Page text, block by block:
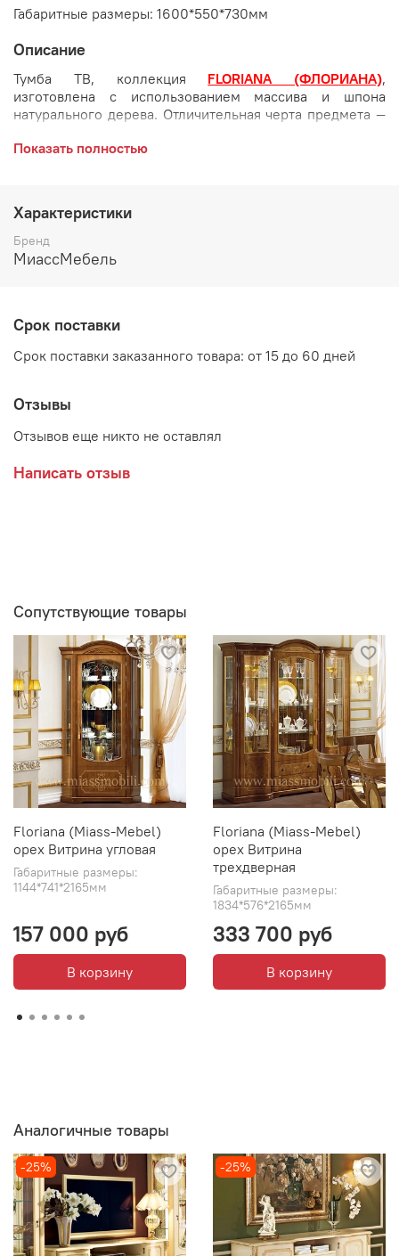
Габаритные размеры: 1600*550*730мм
Описание
Тумба ТВ, коллекция FLORIANA (ФЛОРИАНА),
изготовлена с использованием массива и шпона
натурального дерева. Отличительная черта предмета —
высота 730 мм
Производитель:
Показать полностью
Характеристики
Бренд
МиассМебель
Срок поставки
Срок поставки заказанного товара: от 15 до 60 дней
Отзывы
Отзывов еще никто не оставлял
Написать отзыв
Сопутствующие товары
Floriana (Miass-Mebel)
орех Витрина угловая
Габаритные размеры:
1144*741*2165мм
157 000 руб
В корзину
Floriana (Miass-Mebel)
орех Витрина
трехдверная
Габаритные размеры:
1834*576*2165мм
333 700 руб
В корзину
Аналогичные товары
-25% -25%